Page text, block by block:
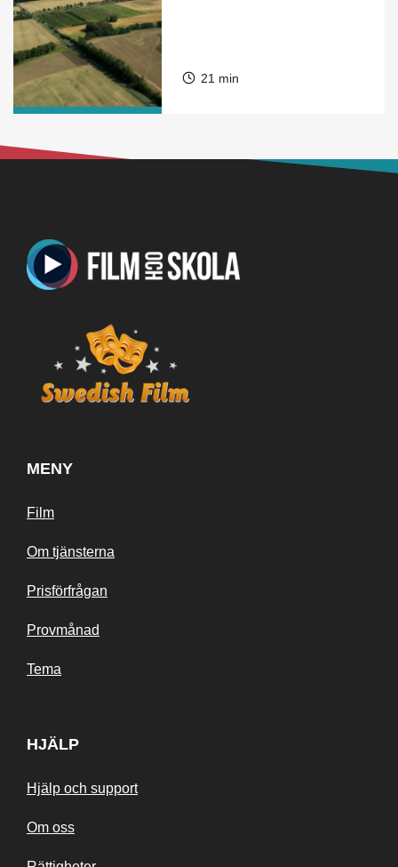
21 min
MENY
Film
Om tjänsterna
Prisförfrågan
Provmånad
Tema
HJÄLP
Hjälp och support
Om oss